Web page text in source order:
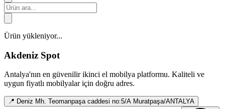
Ürün yükleniyor...
Akdeniz Spot
Antalya'nın en güvenilir ikinci el mobilya platformu. Kaliteli ve
uygun fiyatlı mobilyalar için doğru adres.
📍 Deniz Mh. Teomanpaşa caddesi no:5/A Muratpaşa/ANTALYA